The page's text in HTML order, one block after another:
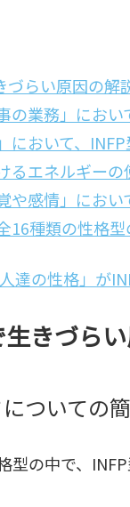
づらい原因の解
の業務」にお
において、
るエネルギー
や感情」にお
16種類の性格
達の性格」が
きづら
ついての
型の中で、